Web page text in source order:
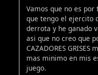
Vamos que no es
que tengo el ejercito
derrota y he ganado
asi que no creo que
CAZADORES
mas minimo en mis
juego.